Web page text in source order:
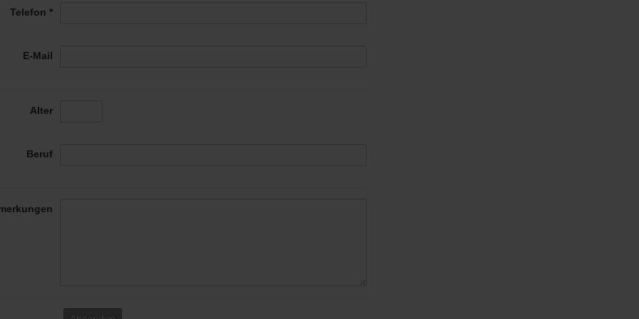
Telefon *
E-Mail
Alter
Beruf